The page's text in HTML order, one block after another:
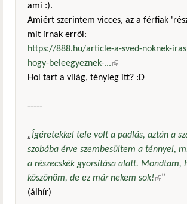
ami :).
Amiért szerintem vicces, az a férfiak
mit írnak erről:
https://888.hu/article-a-sved-noknek-
hogy-beleegyeznek-...(külső hivatkozás)
Hol tart a világ, tényleg itt? :D
-----
„Ígéretekkel tele volt a padlás, aztán a
szobába érve szembesültem a ténnyel,
a részecskék gyorsítása alatt. Mondtam,
köszönöm, de ez már nekem sok!(külső
”
(álhír)